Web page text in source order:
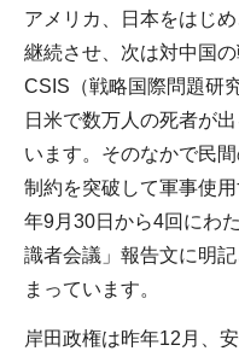
アメリカ、日本をはじ
継続させ、次は対中国
CSIS（戦略国際問題研
日米で数万人の死者が
います。そのなかで民
制約を突破して軍事使
年9月30日から4回にわ
識者会議」報告文に明
まっています。
岸田政権は昨年12月、